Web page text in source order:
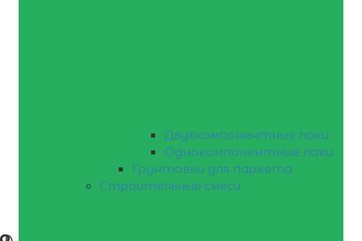
Двухкомпонентные лаки
Однокомпонентные лаки
Грунтовки для паркета
Строительные смеси